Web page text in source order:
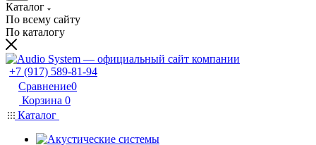
Каталог
По всему сайту
По каталогу
+7 (917) 589-81-94
Сравнение0
Корзина 0
Каталог